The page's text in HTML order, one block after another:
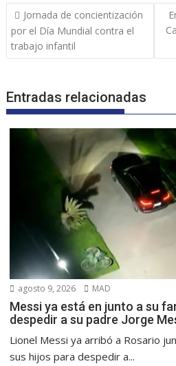
Navegación
de
entradas
Jornada de concientización
por el Día Mundial contra el
trabajo infantil
Entradas relacionadas
agosto 9, 2026 MAD
Messi ya está en junto a su
despedir a su padre Jorge
Lionel Messi ya arribó a Rosario
sus hijos para despedir a...